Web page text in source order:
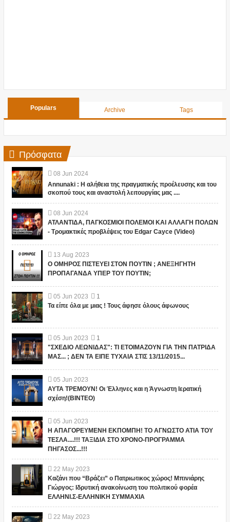
Populars Archive Tags
Πρόσφατα
08 Jun 2024
Annunaki : Η αλήθεια της πραγματικής προέλευσης και του
σκοπού τους και αναστολή λειτουργίας μας ....
08 Jun 2024
ΑΤΛΑΝΤΙΔΑ, ΠΑΓΚΟΣΜΙΟΙ ΠΟΛΕΜΟΙ ΚΑΙ ΑΛΛΑΓΗ ΠΟΛΩΝ
- Τρομακτικές προβλέψεις του Edgar Cayce (Video)
13 Aug 2023
Ο ΟΜΗΡΟΣ ΠΙΣΤΕΥΕΙ ΣΤΟΝ ΠΟΥΤΙΝ ; ΑΝΕΞΗΓΗΤΗ
ΠΡΟΠΑΓΑΝΔΑ ΥΠΕΡ ΤΟΥ ΠΟΥΤΙΝ;
05 Jun 2023
1
Τα είπε όλα με μιας ! Τους άφησε όλους άφωνους
05 Jun 2023
1
"ΣΧΕΔΙΟ ΛΕΩΝΙΔΑΣ": ΤΙ ΕΤΟΙΜΑΖΟΥΝ ΓΙΑ ΤΗΝ ΠΑΤΡΙΔΑ
ΜΑΣ... ; ΔΕΝ ΤΑ ΕΙΠΕ ΤΥΧΑΙΑ ΣΤΙΣ 13/11/2015...
05 Jun 2023
ΑΥΤΑ ΤΡΕΜΟΥΝ! Οι Έλληνες και η Άγνωστη Ιερατική
σχέση!(ΒΙΝΤΕΟ)
05 Jun 2023
Η ΑΠΑΓΟΡΕΥΜΕΝΗ ΕΚΠΟΜΠΗ! ΤΟ ΑΓΝΩΣΤΟ ΑΤΙΑ ΤΟΥ
ΤΕΣΛΑ....!!! ΤΑΞΙΔΙΑ ΣΤΟ ΧΡΟΝΟ-ΠΡΟΓΡΑΜΜΑ
ΠΗΓΑΣΟΣ...!!!
22 May 2023
Καζάνι που “Βράζει” ο Πατριωτικος χώρος! Μπινιάρης
Γιώργος: Ιδρυτική ανακοίνωση του πολιτικού φορέα
ΕΛΛΗΝΙ.Σ-ΕΛΛΗΝΙΚΗ ΣΥΜΜΑΧΙΑ
22 May 2023